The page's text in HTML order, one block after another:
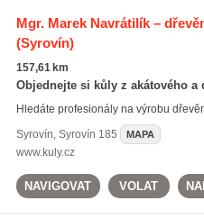
Mgr. Marek Navrátilík –
(Syrovín)
157,61 km
Objednejte si kůly z akátového a
Hledáte profesionály na výrobu
Syrovín, Syrovín 185 MAPA
www.kuly.cz
NAVIGOVAT VOLAT